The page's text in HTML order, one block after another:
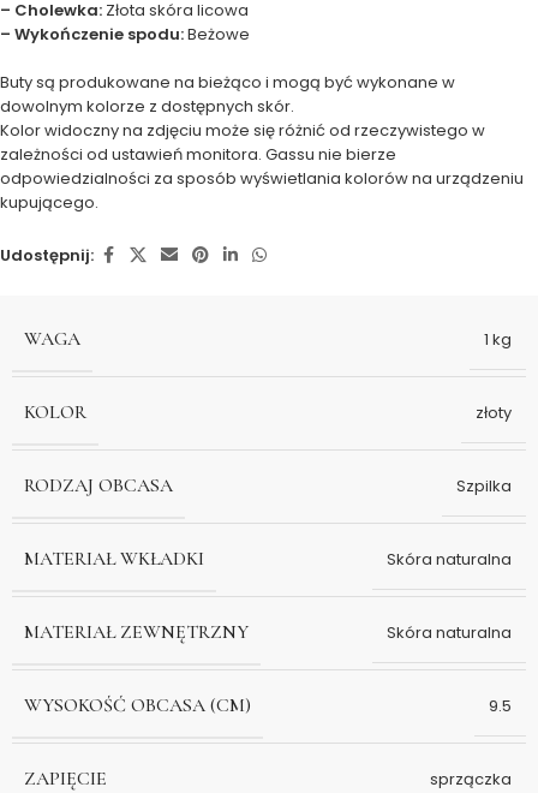
– Cholewka: Złota skóra licowa
– Wykończenie spodu:Beżowe
Buty są produkowane na bieżąco i mogą być wykonane w
dowolnym kolorze z dostępnych skór.
Kolor widoczny na zdjęciu może się różnić od rzeczywistego w
zależności od ustawień monitora. Gassu nie bierze
odpowiedzialności za sposób wyświetlania kolorów na urządzeniu
kupującego.
Udostępnij:
WAGA 1 kg
KOLOR złoty
RODZAJ OBCASA Szpilka
MATERIAŁ WKŁADKI Skóra naturalna
MATERIAŁ ZEWNĘTRZNY Skóra naturalna
WYSOKOŚĆ OBCASA (CM) 9.5
ZAPIĘCIE sprzączka